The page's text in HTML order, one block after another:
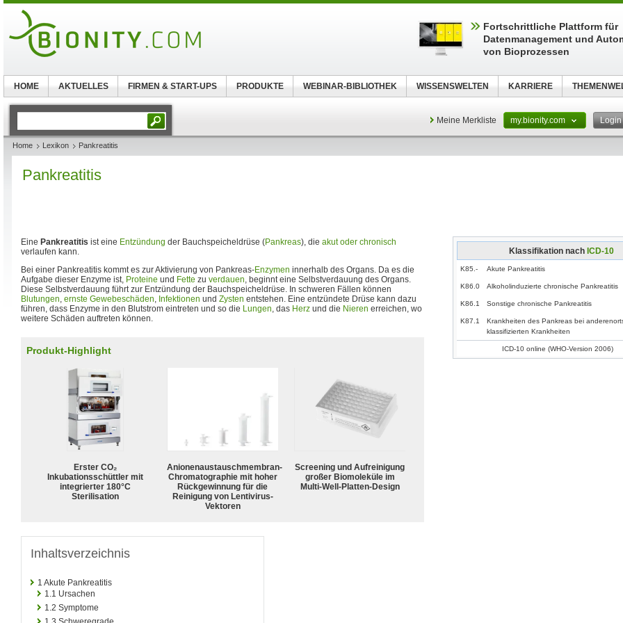
Meine Merkliste my.bionity.com Login
Home Lexikon Pankreatitis
Pankreatitis
Klassifikation nach ICD-10
K85.- Akute Pankreatitis
K86.0 Alkoholinduzierte chronische Pankreatitis
K86.1 Sonstige chronische Pankreatitis
K87.1
Krankheiten des Pankreas bei
klassifizierten Krankheiten
ICD-10 online (WHO-Version 2006)
Eine Pankreatitis ist eine Entzündung der Bauchspeicheldrüse (Pankreas), die akut oder chronisch
verlaufen kann.
Bei einer Pankreatitis kommt es zur Aktivierung von Pankreas-Enzymen innerhalb des Organs. Da es die
Aufgabe dieser Enzyme ist, Proteine und Fette zu verdauen, beginnt eine Selbstverdauung des Organs.
Diese Selbstverdauung führt zur Entzündung der Bauchspeicheldrüse. In schweren Fällen können
Blutungen, ernste Gewebeschäden, Infektionen und Zysten entstehen. Eine entzündete Drüse kann dazu
führen, dass Enzyme in den Blutstrom eintreten und so die Lungen, das Herz und die Nieren erreichen, wo
weitere Schäden auftreten können.
Produkt-Highlight
Erster CO₂
Inkubationsschüttler mit
integrierter 180°C
Sterilisation
Anionenaustauschmembran-
Chromatographie mit hoher
Rückgewinnung für die
Reinigung von Lentivirus-
Vektoren
Screening und Aufreinigung
großer Biomoleküle im
Multi-Well-Platten-Design
Inhaltsverzeichnis
1 Akute Pankreatitis
1.1 Ursachen
1.2 Symptome
Fortschrittliche Plattform für
Datenmanagement und
von Bioprozessen
HOME AKTUELLES FIRMEN & START-UPS PRODUKTE WEBINAR-BIBLIOTHEK WISSENSWELTEN KARRIERE